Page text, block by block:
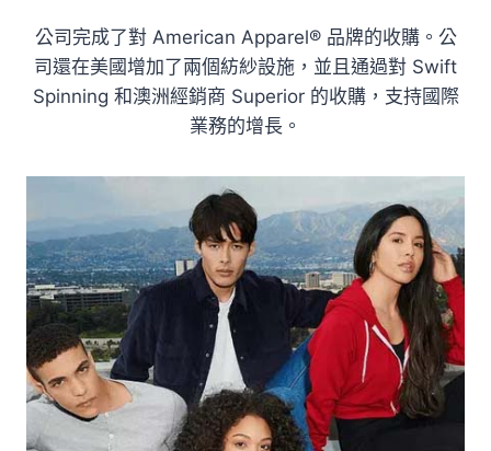
公司完成了對 American Apparel® 品牌的收購。公
司還在美國增加了兩個紡紗設施，並且通過對 Swift
Spinning 和澳洲經銷商 Superior 的收購，支持國際
業務的增長。